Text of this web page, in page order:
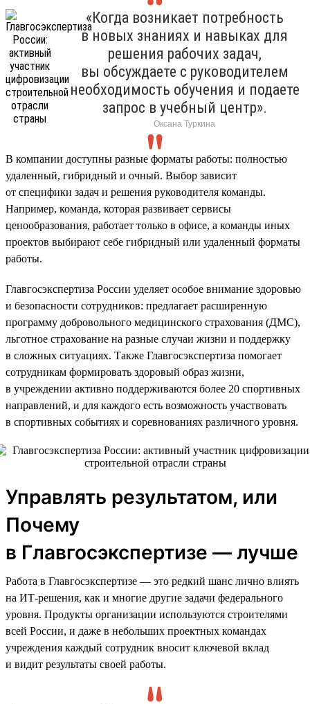
«Когда возникает потребность
в новых знаниях и навыках для
решения рабочих задач,
вы обсуждаете с руководителем
необходимость обучения и подаете
запрос в учебный центр».
Оксана Туркина
В компании доступны разные форматы работы: полностью
удаленный, гибридный и очный. Выбор зависит
от специфики задач и решения руководителя команды.
Например, команда, которая развивает сервисы
ценообразования, работает только в офисе, а команды иных
проектов выбирают себе гибридный или удаленный форматы
работы.
Главгосэкспертиза России уделяет особое внимание здоровью
и безопасности сотрудников: предлагает расширенную
программу добровольного медицинского страхования (ДМС),
льготное страхование на разные случаи жизни и поддержку
в сложных ситуациях. Также Главгосэкспертиза помогает
сотрудникам формировать здоровый образ жизни,
в учреждении активно поддерживаются более 20 спортивных
направлений, и для каждого есть возможность участвовать
в спортивных событиях и соревнованиях различного уровня.
Управлять результатом, или
Почему
в Главгосэкспертизе — лучше
Работа в Главгосэкспертизе — это редкий шанс лично влиять
на ИТ-решения, как и многие другие задачи федерального
уровня. Продукты организации используются строителями
всей России, и даже в небольших проектных командах
учреждения каждый сотрудник вносит ключевой вклад
и видит результаты своей работы.